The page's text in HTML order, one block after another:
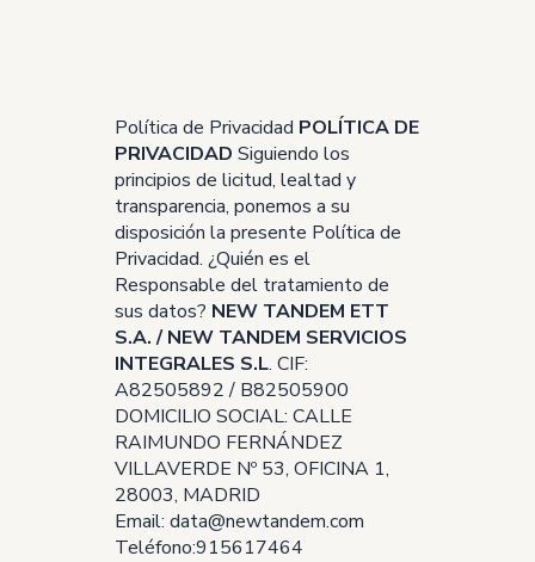
Política de Privacidad POLÍTICA DE
PRIVACIDAD Siguiendo los
principios de licitud, lealtad y
transparencia, ponemos a su
disposición la presente Política de
Privacidad. ¿Quién es el
Responsable del tratamiento de
sus datos? NEW TANDEM ETT
S.A. / NEW TANDEM SERVICIOS
INTEGRALES S.L. CIF:
A82505892 / B82505900
DOMICILIO SOCIAL: CALLE
RAIMUNDO FERNÁNDEZ
VILLAVERDE Nº 53, OFICINA 1,
28003, MADRID
Email: data@newtandem.com
Teléfono:915617464